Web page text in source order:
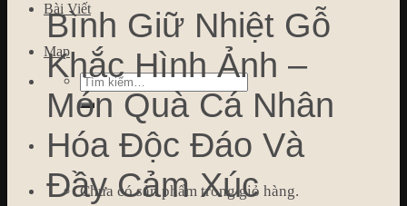
Bài Viết
Map
Tìm
kiếm:
Chưa có sản phẩm trong giỏ hàng.
Bình Giữ Nhiệt Gỗ
Khắc Hình Ảnh –
Món Quà Cá Nhân
Hóa Độc Đáo Và
Đầy Cảm Xúc